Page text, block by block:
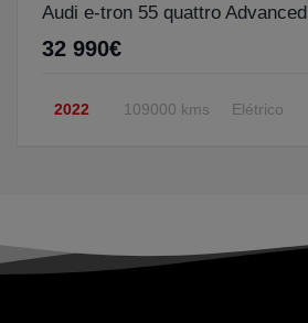
Audi e-tron 55 quattro Advanced
32 990€
2022 109000 kms Elétrico